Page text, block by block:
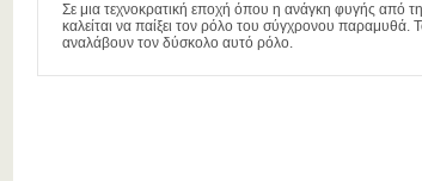
Σε μια τεχνοκρατική εποχή όπου η ανάγκη φυγής από
καλείται να παίξει τον ρόλο του σύγχρονου
αναλάβουν τον δύσκολο αυτό ρόλο.